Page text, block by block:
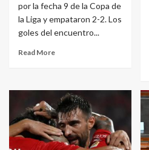
por la fecha 9 de la Copa de
la Liga y empataron 2-2. Los
goles del encuentro...
Read More